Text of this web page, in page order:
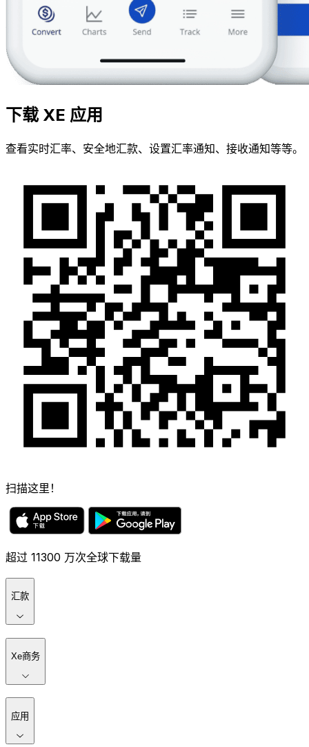
下载 XE 应用
查看实时汇率、安全地汇款、设置汇率通知、接收通知等等。
扫描这里！
超过 11300 万次全球下载量
汇款
Xe商务
应用